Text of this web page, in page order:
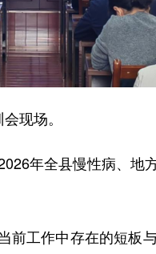
现场。
年全县慢性病、地
工作中存在的短板